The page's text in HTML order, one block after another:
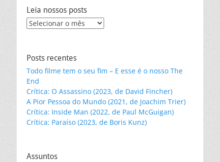
Leia nossos posts
Leia
Posts recentes
Todo filme tem o seu fim – E esse é o nosso The
End
Crítica: O Assassino (2023, de David Fincher)
A Pior Pessoa do Mundo (2021, de Joachim Trier)
Crítica: Inside Man (2022, de Paul McGuigan)
Crítica: Paraíso (2023, de Boris Kunz)
Assuntos